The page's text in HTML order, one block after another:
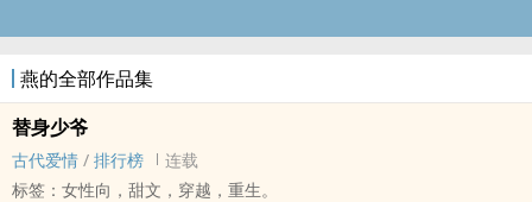
燕的全部作品集
替身少爷
古代爱情 / 排行榜
连载
标签：女性向，甜文，穿越，重生。